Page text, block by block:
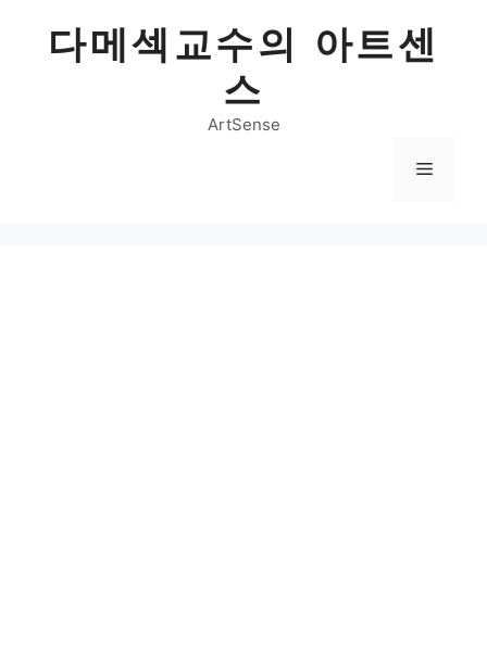
다메섹교수의 아트센
스
ArtSense
Menu